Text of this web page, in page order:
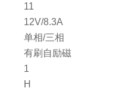
11
12V/8.3A
单相/三相
有刷自励磁
1
H